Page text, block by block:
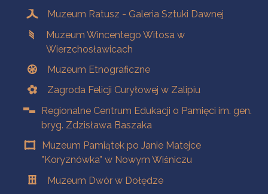
Muzeum Ratusz - Galeria Sztuki Dawnej
Muzeum Wincentego Witosa w
Wierzchosławicach
Muzeum Etnograficzne
Zagroda Felicji Curyłowej w Zalipiu
Regionalne Centrum Edukacji o Pamięci im. gen.
bryg. Zdzisława Baszaka
Muzeum Pamiątek po Janie Matejce
"Koryznówka" w Nowym Wiśniczu
Muzeum Dwór w Dołędze